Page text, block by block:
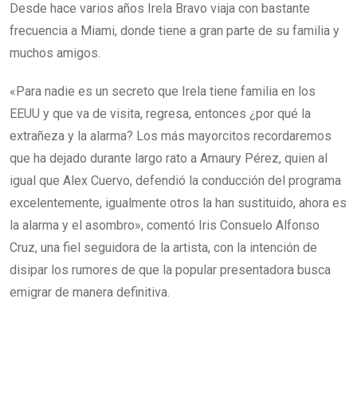
Desde hace varios años Irela Bravo viaja con bastante
frecuencia a Miami, donde tiene a gran parte de su familia y
muchos amigos.
«Para nadie es un secreto que Irela tiene familia en los
EEUU y que va de visita, regresa, entonces ¿por qué la
extrañeza y la alarma? Los más mayorcitos recordaremos
que ha dejado durante largo rato a Amaury Pérez, quien al
igual que Alex Cuervo, defendió la conducción del programa
excelentemente, igualmente otros la han sustituido, ahora es
la alarma y el asombro», comentó Iris Consuelo Alfonso
Cruz, una fiel seguidora de la artista, con la intención de
disipar los rumores de que la popular presentadora busca
emigrar de manera definitiva.